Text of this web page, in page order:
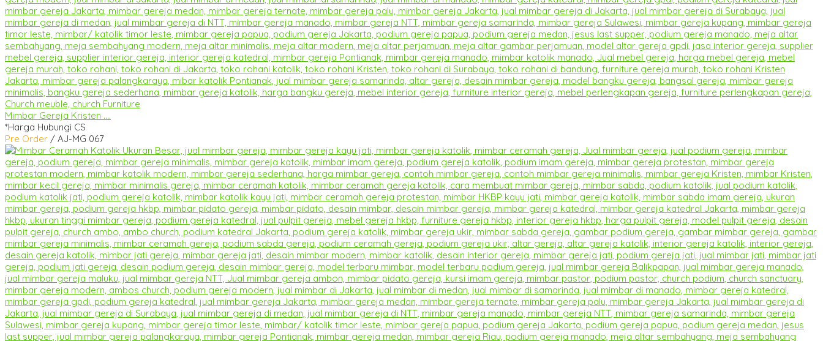
Mimbar Gereja Kristen ....
*Harga Hubungi CS
Pre Order / AJ-MG 067